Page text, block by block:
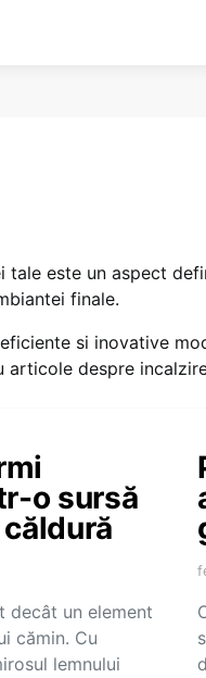
este un aspect
finale.
si inovative
articole despre
o sursă
decât un element
cămin. Cu
lemnului